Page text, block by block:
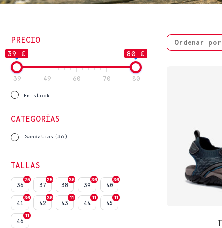
PRECIO
39 € 80 €
39 49 60 70 80
En stock
CATEGORÍAS
Sandalias (36)
TALLAS
25
36
25
37
36
38
36
39
36
40
36
41
36
42
11
43
11
44
11
45
11
46